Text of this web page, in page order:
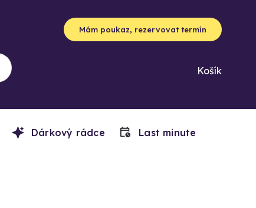
Mám poukaz, rezervovat termín
Košík
Dárkový rádce Last minute